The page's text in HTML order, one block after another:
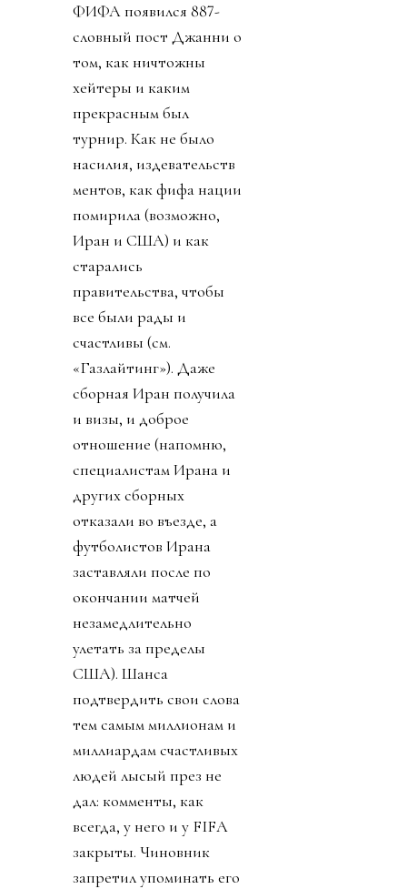
ФИФА появился 887-
словный пост Джанни о
том, как ничтожны
хейтеры и каким
прекрасным был
турнир. Как не было
насилия, издевательств
ментов, как фифа нации
помирила (возможно,
Иран и США) и как
старались
правительства, чтобы
все были рады и
счастливы (см.
«Газлайтинг»). Даже
сборная Иран получила
и визы, и доброе
отношение (напомню,
специалистам Ирана и
других сборных
отказали во въезде, а
футболистов Ирана
заставляли после по
окончании матчей
незамедлительно
улетать за пределы
США). Шанса
подтвердить свои слова
тем самым миллионам и
миллиардам счастливых
людей лысый през не
дал: комменты, как
всегда, у него и у FIFA
закрыты. Чиновник
запретил упоминать его